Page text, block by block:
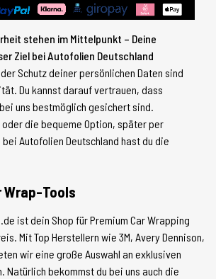
stehen im Mittelpunkt – Deine
Ziel bei Autofolien Deutschland
Schutz deiner persönlichen Daten sind
Du kannst darauf vertrauen, dass
uns bestmöglich gesichert sind.
die bequeme Option, später per
bei Autofolien Deutschland hast du die
Tools
ist dein Shop für Premium Car Wrapping
Mit Top Herstellern wie 3M, Avery Dennison,
wir eine große Auswahl an exklusiven
Natürlich bekommst du bei uns auch die